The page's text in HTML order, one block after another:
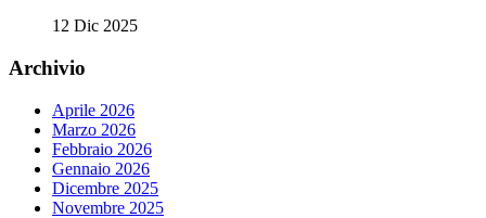
12 Dic 2025
Archivio
Aprile 2026
Marzo 2026
Febbraio 2026
Gennaio 2026
Dicembre 2025
Novembre 2025